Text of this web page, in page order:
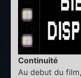
Continuité
Au debut du